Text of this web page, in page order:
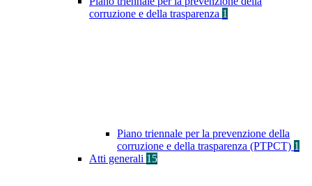
corruzione e della trasparenza 1
Piano triennale per la prevenzione della
corruzione e della trasparenza (PTPCT) 1
Atti generali 15